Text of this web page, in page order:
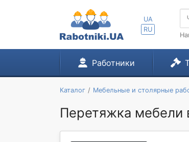
UA
RU
Работники
Каталог Мебельные и столярные
Перетяжка мебели